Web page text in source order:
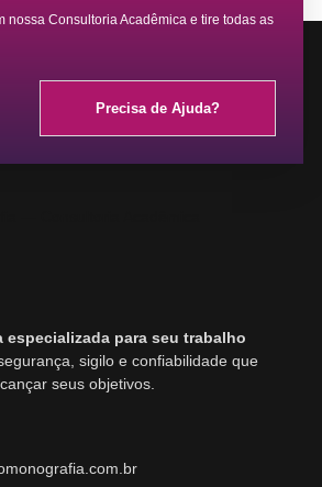
nossa Consultoria Acadêmica e tire todas as
Precisa de Ajuda?
especializada para seu trabalho
sigilo e confiabilidade que
seus objetivos.